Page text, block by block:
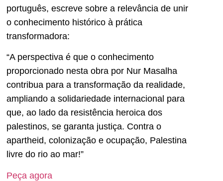
português, escreve sobre a relevância de unir
o conhecimento histórico à prática
transformadora:
“A perspectiva é que o conhecimento
proporcionado nesta obra por Nur Masalha
contribua para a transformação da realidade,
ampliando a solidariedade internacional para
que, ao lado da resistência heroica dos
palestinos, se garanta justiça. Contra o
apartheid, colonização e ocupação, Palestina
livre do rio ao mar!”
Peça agora